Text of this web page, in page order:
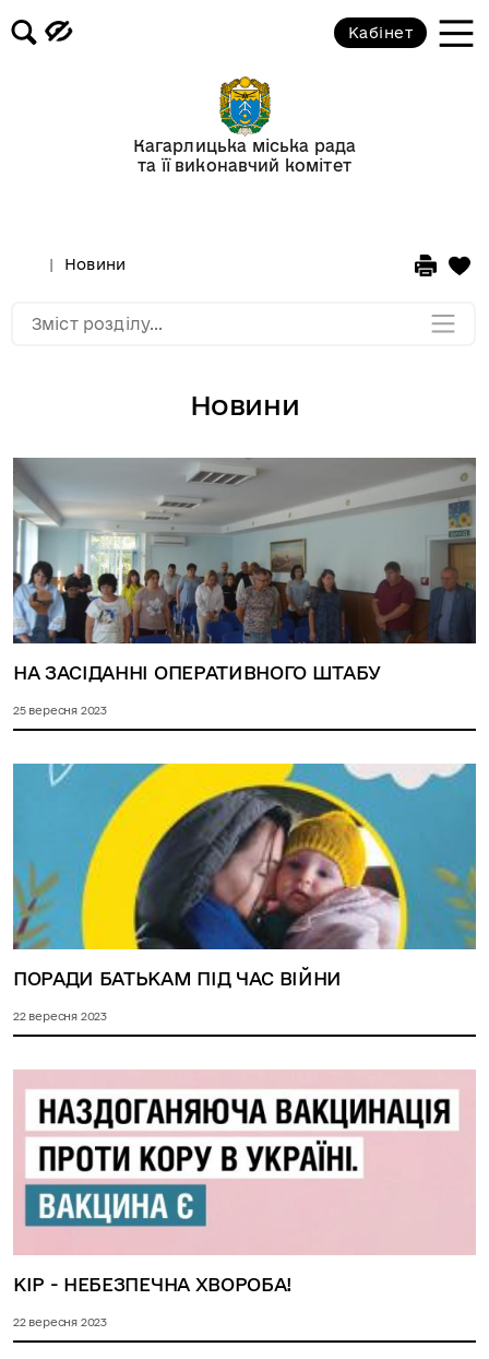
Кагарлицька міська рада
та її виконавчий комітет
Кабінет
Новини
Новини
НА ЗАСІДАННІ ОПЕРАТИВНОГО ШТАБУ
25 вересня 2023
ПОРАДИ БАТЬКАМ ПІД ЧАС ВІЙНИ
22 вересня 2023
КІР - НЕБЕЗПЕЧНА ХВОРОБА!
22 вересня 2023
Зміст розділу...